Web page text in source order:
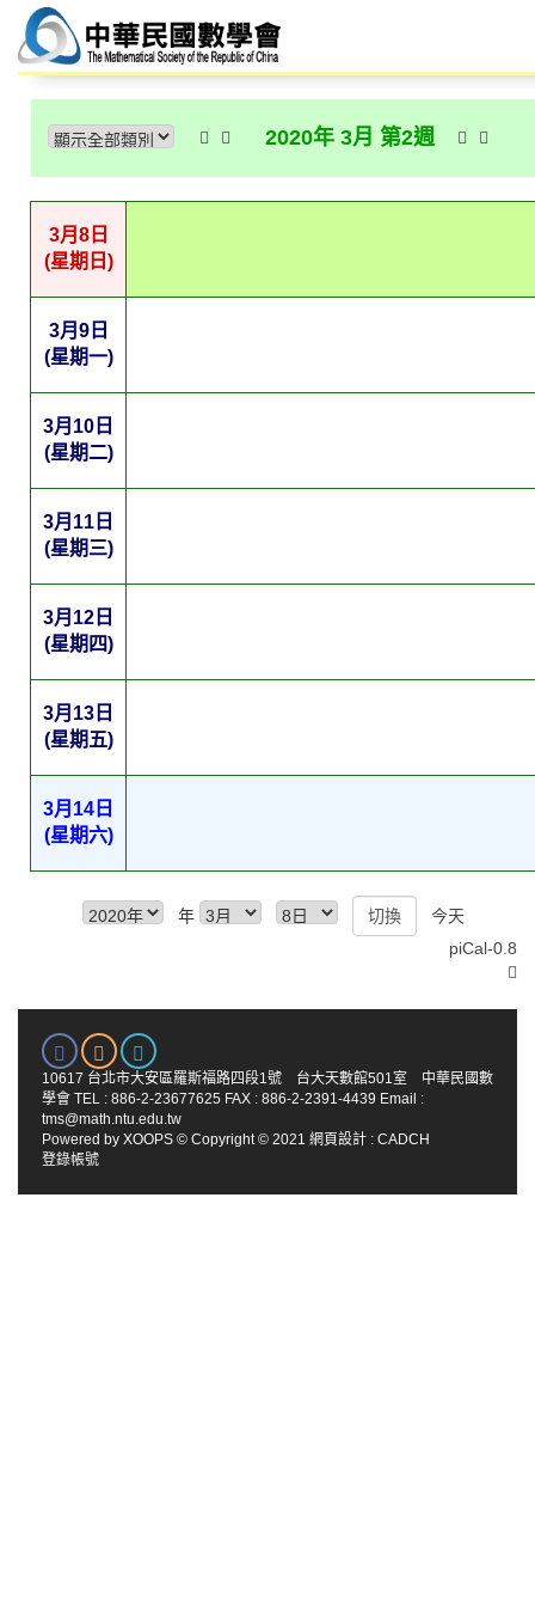
2020年 3月 第2週
3月8日
(星期日)
3月9日
(星期一)
3月10日
(星期二)
3月11日
(星期三)
3月12日
(星期四)
3月13日
(星期五)
3月14日
(星期六)
年
今天
piCal-0.8
10617 台北市大安區羅斯福路四段1號 台大天數館501室 中華民國數
學會 TEL : 886-2-23677625 FAX : 886-2-2391-4439 Email :
tms@math.ntu.edu.tw
Powered by XOOPS © Copyright © 2021 網頁設計 : CADCH
登錄帳號